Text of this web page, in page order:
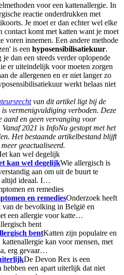
voor een kattenallergie. In
reactie onderdrukken met
Je moet er dan echter wel elke
contact komt met katten want je moet
voren innemen. Een andere methode
is een hyposensibilisatiekuur.
dan een steeds verder oplopende
er uiteindelijk voor moeten zorgen
de allergenen en er niet langer zo
werkt helaas niet
van dit artikel ligt bij de
vermenigvuldiging verboden. Deze
en geen vervanging voor
2021 is InfoNu gestopt met het
Het bestaande artikelbestand blijft
geactualiseerd.
kan wel degelijkWie allergisch is
aan om uit de buurt te
altijd ideaal. I…
en remediesOnderzoek heeft
de bevolking in België en
een allergie voor katte…
bentKatten zijn populaire en
kan voor mensen, met
erg gevaar…
De Devon Rex is een
een apart uiterlijk dat niet